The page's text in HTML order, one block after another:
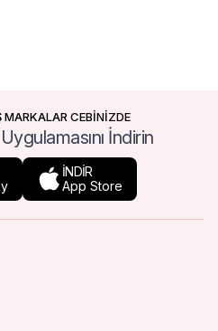
MARKALAR CEBİNİZDE
İndirin
İNDİR
App Store